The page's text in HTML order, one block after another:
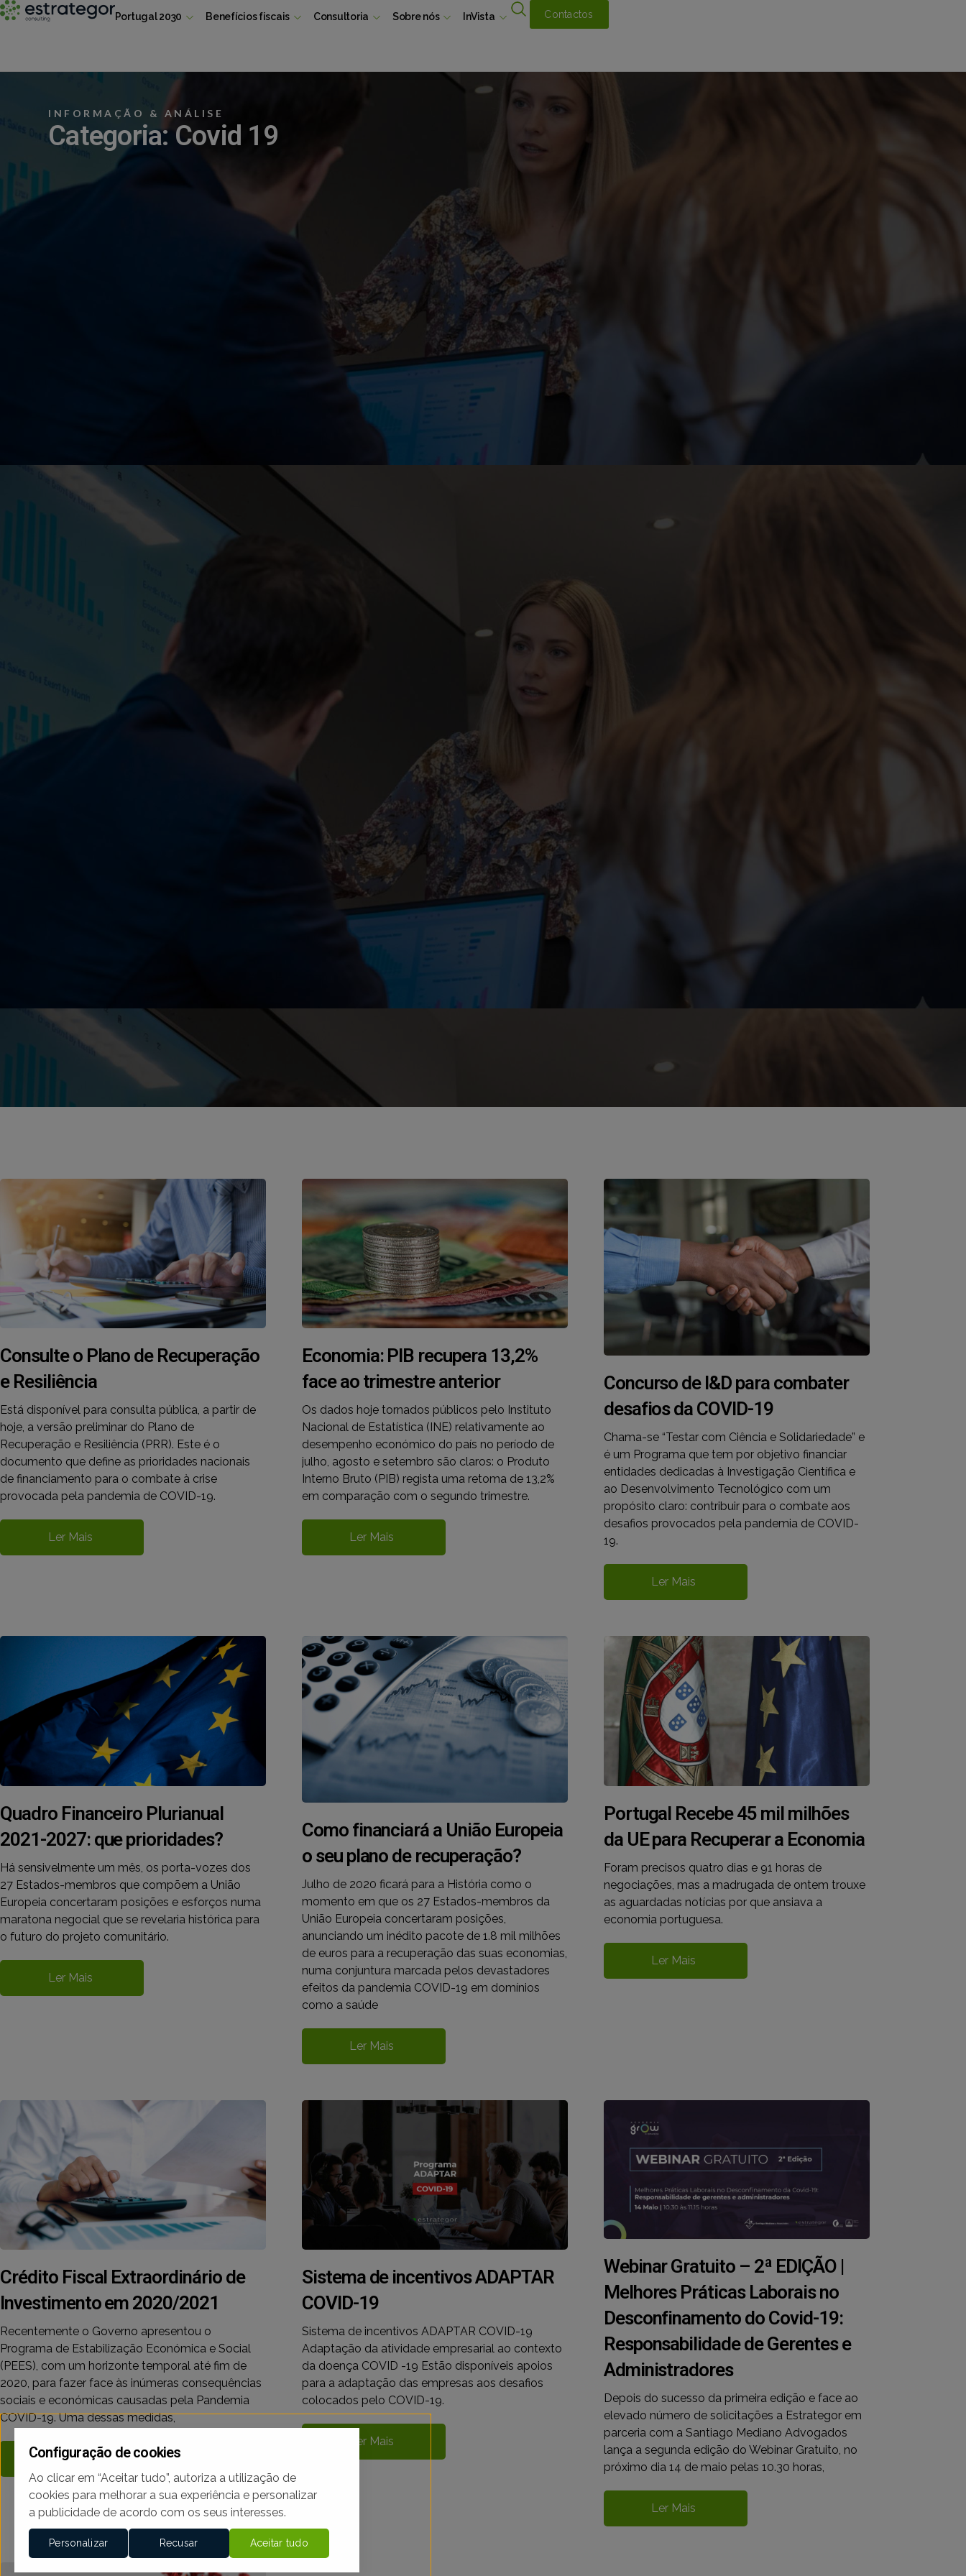
Portugal 2030 Benefícios fiscais Consultoria Sobre nós InVista Contactos
INFORMAÇÃO & ANÁLISE
Categoria: Covid 19
Consulte o Plano de Recuperação
e Resiliência
Está disponível para consulta pública, a partir de
hoje, a versão preliminar do Plano de
Recuperação e Resiliência (PRR). Este é o
documento que define as prioridades nacionais
de financiamento para o combate à crise
provocada pela pandemia de COVID-19.
Ler Mais
Economia: PIB recupera 13,2%
face ao trimestre anterior
Os dados hoje tornados públicos pelo Instituto
Nacional de Estatística (INE) relativamente ao
desempenho económico do país no período de
julho, agosto e setembro são claros: o Produto
Interno Bruto (PIB) regista uma retoma de 13,2%
em comparação com o segundo trimestre.
Ler Mais
Concurso de I&D para combater
desafios da COVID-19
Chama-se “Testar com Ciência e Solidariedade” e
é um Programa que tem por objetivo financiar
entidades dedicadas à Investigação Científica e
ao Desenvolvimento Tecnológico com um
propósito claro: contribuir para o combate aos
desafios provocados pela pandemia de COVID-
19.
Ler Mais
Quadro Financeiro Plurianual
2021-2027: que prioridades?
Há sensivelmente um mês, os porta-vozes dos
27 Estados-membros que compõem a União
Europeia concertaram posições e esforços numa
maratona negocial que se revelaria histórica para
o futuro do projeto comunitário.
Ler Mais
Como financiará a União Europeia
o seu plano de recuperação?
Julho de 2020 ficará para a História como o
momento em que os 27 Estados-membros da
União Europeia concertaram posições,
anunciando um inédito pacote de 1.8 mil milhões
de euros para a recuperação das suas economias,
numa conjuntura marcada pelos devastadores
efeitos da pandemia COVID-19 em domínios
como a saúde
Ler Mais
Portugal Recebe 45 mil milhões
da UE para Recuperar a Economia
Foram precisos quatro dias e 91 horas de
negociações, mas a madrugada de ontem trouxe
as aguardadas notícias por que ansiava a
economia portuguesa.
Ler Mais
Crédito Fiscal Extraordinário de
Investimento em 2020/2021
Recentemente o Governo apresentou o
Programa de Estabilização Económica e Social
(PEES), com um horizonte temporal até fim de
2020, para fazer face às inúmeras consequências
sociais e económicas causadas pela Pandemia
COVID-19. Uma dessas medidas,
Ler Mais
Sistema de incentivos ADAPTAR
COVID-19
Sistema de incentivos ADAPTAR COVID-19
Adaptação da atividade empresarial ao contexto
da doença COVID -19 Estão disponíveis apoios
para a adaptação das empresas aos desafios
colocados pelo COVID-19.
Ler Mais
Webinar Gratuito – 2ª EDIÇÃO |
Melhores Práticas Laborais no
Desconfinamento do Covid-19:
Responsabilidade de Gerentes e
Administradores
Depois do sucesso da primeira edição e face ao
elevado número de solicitações a Estrategor em
parceria com a Santiago Mediano Advogados
lança a segunda edição do Webinar Gratuito, no
próximo dia 14 de maio pelas 10.30 horas,
Ler Mais
Configuração de cookies
Ao clicar em “Aceitar tudo”, autoriza a utilização de
cookies para melhorar a sua experiência e personalizar
a publicidade de acordo com os seus interesses.
Personalizar Recusar Aceitar tudo